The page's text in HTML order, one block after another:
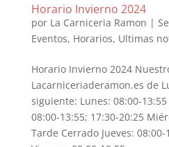
Horario Invierno 2024
por La Carniceria Ramon |
Eventos, Horarios, Ultimas
Horario Invierno 2024
Lacarniceriaderamon.es de
siguiente: Lunes: 08:00-
08:00-13:55; 17:30-20:25
Tarde Cerrado Jueves: